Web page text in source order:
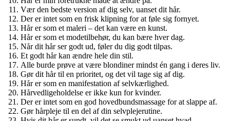
Vær den bedste version af dig selv, uanset dit hår.
Der er intet som en frisk klipning for at føle sig fornyet.
Hår er som et maleri – det kan være en kunst.
Hår er som et modetilbehør, du kan bære hver dag.
Når dit hår ser godt ud, føler du dig godt tilpas.
Et godt hår kan ændre hele din stil.
Alle burde prøve at være blondiner mindst én gang i deres liv.
Gør dit hår til en prioritet, og det vil tage sig af dig.
Hår er som en manifestation af selvkærlighed.
Hårvedligeholdelse er ikke kun for kvinder.
Der er intet som en god hovedbundsmassage for at slappe af.
Gør hårpleje til en del af din selvplejerutine.